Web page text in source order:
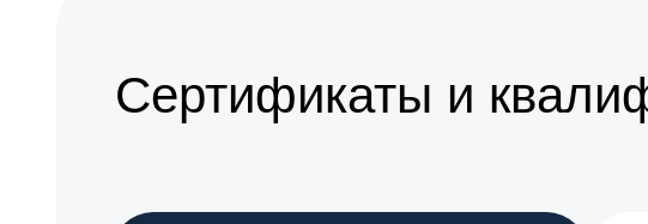
Сертификаты и